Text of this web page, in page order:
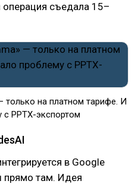
съедала 15–
только на платном тарифе. И
PPTX-экспортом
в Google
прямо там. Идея